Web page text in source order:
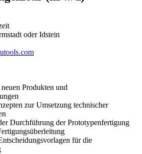
oder Idstein
Produkten und
zur Umsetzung technischer
Durchführung der Prototypenfertigung
für die